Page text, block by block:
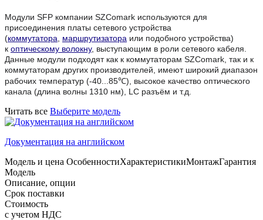
Модули SFP компании SZComark используются для
присоединения платы сетевого устройства
(коммутатора маршрутизатора или подобного устройства)
к оптическому волокну, выступающим в роли сетевого кабеля.
Данные модули подходят как к коммутаторам SZComark, так и к
коммутаторам других производителей, имеют широкий диапазон
рабочих температур (-40...85℃), высокое качество оптического
канала (длина волны 1310 нм), LC разъём и т.д.
Читать все Выберите модель
Документация на английском
Модель и цена ОсобенностиХарактеристикиМонтажГарантия
Модель
Описание, опции
Срок поставки
Стоимость
с учетом НДС